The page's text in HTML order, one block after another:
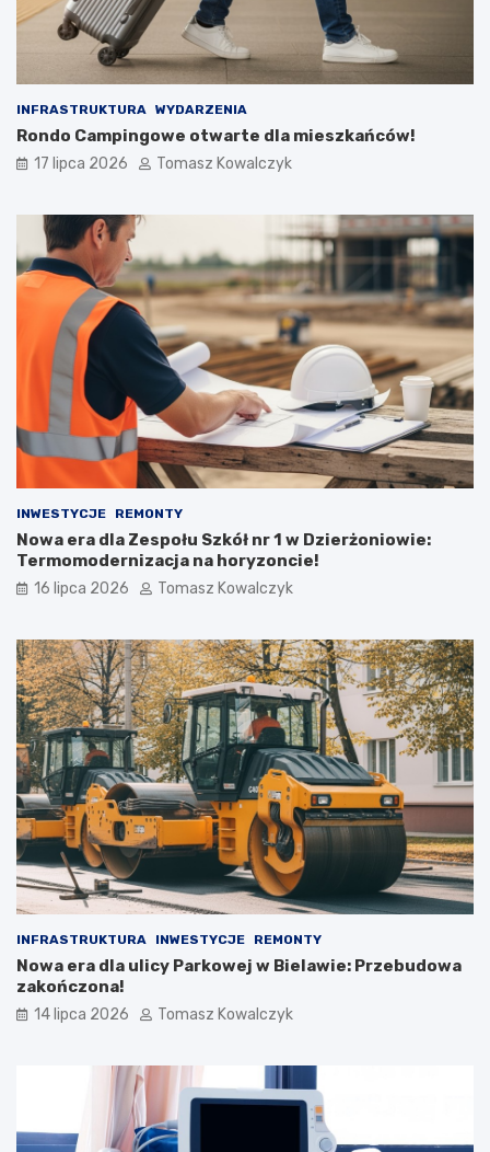
INFRASTRUKTURA WYDARZENIA
Rondo Campingowe otwarte dla mieszkańców!
17 lipca 2026 Tomasz Kowalczyk
INWESTYCJE REMONTY
Nowa era dla Zespołu Szkół nr 1 w Dzierżoniowie:
Termomodernizacja na horyzoncie!
16 lipca 2026 Tomasz Kowalczyk
INFRASTRUKTURA INWESTYCJE REMONTY
Nowa era dla ulicy Parkowej w Bielawie: Przebudowa
zakończona!
14 lipca 2026 Tomasz Kowalczyk